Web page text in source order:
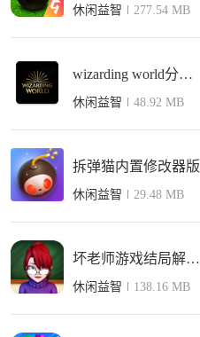
休闲益智 277.54 MB
wizarding world分院测试中文版
休闲益智 48.92 MB
拆弹猫内置修改器版
休闲益智 29.48 MB
坏老师游戏结局解锁免费版
休闲益智 138.16 MB